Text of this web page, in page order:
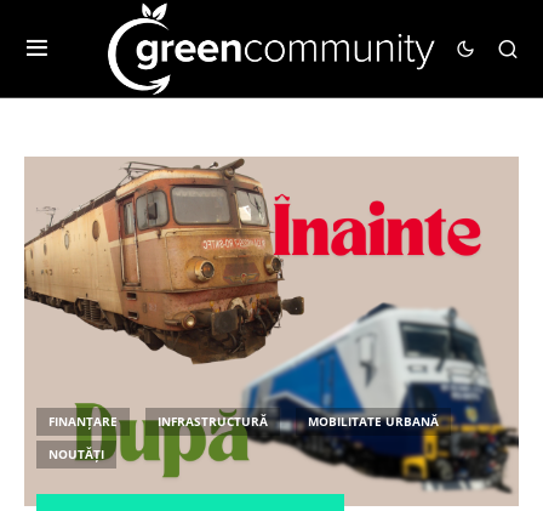
FINANȚARE INFRASTRUCTURĂ
MOBILITATE URBANĂ
NOUTĂȚI